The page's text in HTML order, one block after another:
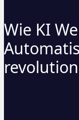
Wie KI